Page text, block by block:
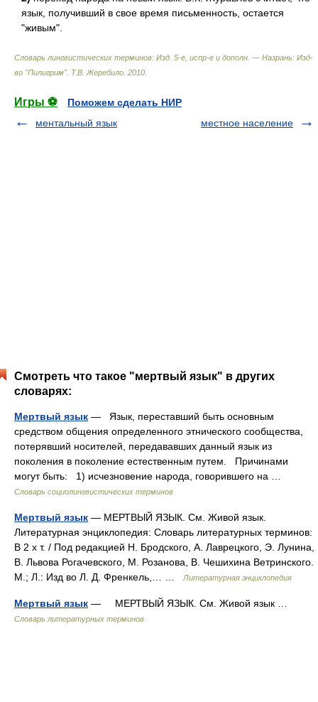
язык, получивший в свое время письменность, остается
"живым".
Словарь лингвистических терминов: Изд. 5-е, испр-е и дополн. — Назрань: Изд-
во "Пилигрим". Т.В. Жеребило 2010
Игры ⚽
Поможем сделать НИР
ментальный язык
местное население
Смотреть что такое "мертвый язык" в других
словарях:
Мертвый язык — Язык, переставший быть основным
средством общения определенного этнического сообщества,
потерявший носителей, передававших данный язык из
поколения в поколение естественным путем. Причинами
могут быть: 1) исчезновение народа, говорившего на …
Словарь социолингвистических терминов
Мертвый язык — МЕРТВЫЙ ЯЗЫК. См. Живой язык.
Литературная энциклопедия: Словарь литературных терминов:
В 2 х т. / Под редакцией Н. Бродского, А. Лаврецкого, Э. Лунина,
В. Львова Рогачевского, М. Розанова, В. Чешихина Ветринского.
М.; Л.: Изд во Л. Д. Френкель,… …
Литературная энциклопедия
Мертвый язык — МЕРТВЫЙ ЯЗЫК. См. Живой язык …
Словарь литературных терминов